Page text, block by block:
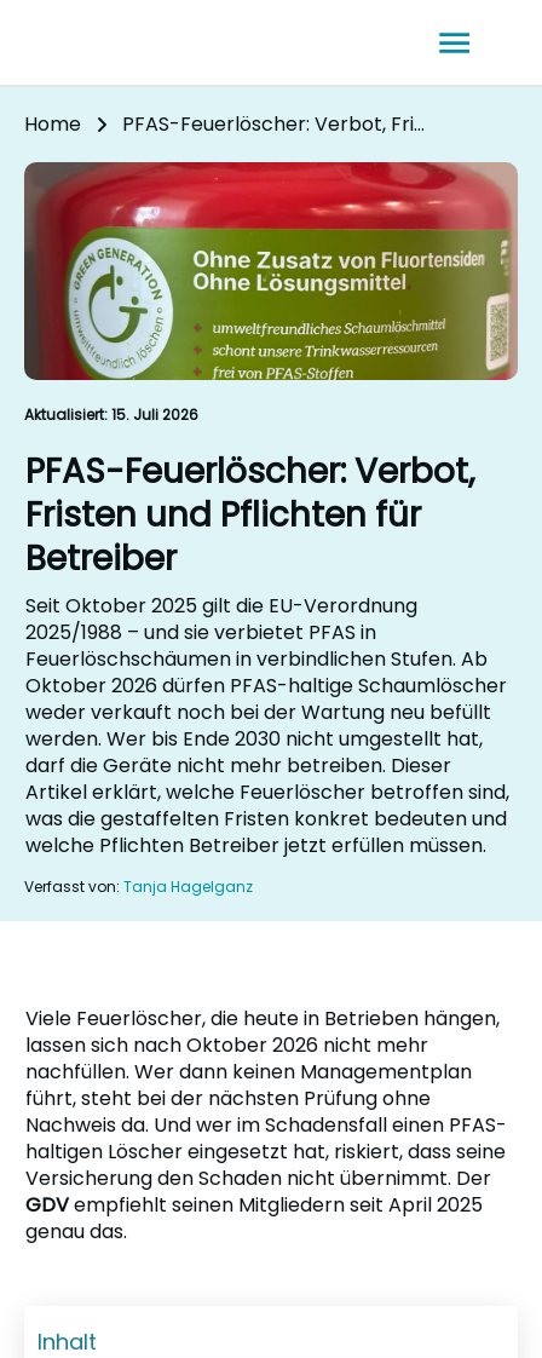
Home PFAS-Feuerlöscher: Verbot, Fristen und Pflichten für Betreiber
PFAS-Feuerlöscher: Verbot,
Fristen und Pflichten für
Betreiber
Seit Oktober 2025 gilt die EU-Verordnung
2025/1988 – und sie verbietet PFAS in
Feuerlöschschäumen in verbindlichen Stufen. Ab
Oktober 2026 dürfen PFAS-haltige Schaumlöscher
weder verkauft noch bei der Wartung neu befüllt
werden. Wer bis Ende 2030 nicht umgestellt hat,
darf die Geräte nicht mehr betreiben. Dieser
Artikel erklärt, welche Feuerlöscher betroffen sind,
was die gestaffelten Fristen konkret bedeuten und
welche Pflichten Betreiber jetzt erfüllen müssen.
Verfasst von: Tanja Hagelganz
Aktualisiert:15. Juli 2026
Viele Feuerlöscher, die heute in Betrieben hängen,
lassen sich nach Oktober 2026 nicht mehr
nachfüllen. Wer dann keinen Managementplan
führt, steht bei der nächsten Prüfung ohne
Nachweis da. Und wer im Schadensfall einen PFAS-
haltigen Löscher eingesetzt hat, riskiert, dass seine
Versicherung den Schaden nicht übernimmt. Der
GDVempfiehlt seinen Mitgliedern seit April 2025
genau das.
Inhalt